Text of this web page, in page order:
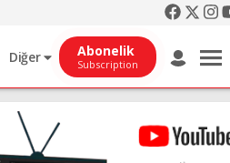
Diğer Abonelik
Subscription